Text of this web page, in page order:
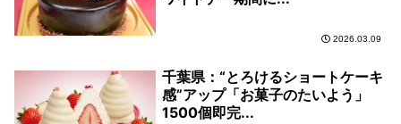
2026.03.09
千葉県：“とろけるショートケーキ
感”アップ「お菓子のたいよう」
1500個即完...